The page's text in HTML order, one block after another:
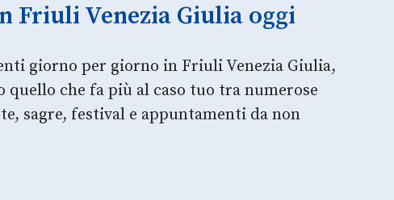
Friuli Venezia Giulia oggi
giorno per giorno in Friuli Venezia Giulia,
quello che fa più al caso tuo tra numerose
sagre, festival e appuntamenti da non